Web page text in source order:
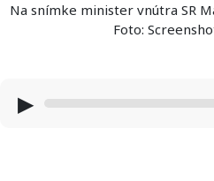
Na snímke minister vnútra SR
Foto:
▶